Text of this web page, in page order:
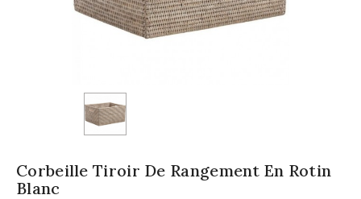
Corbeille Tiroir De Rangement En Rotin
Blanc